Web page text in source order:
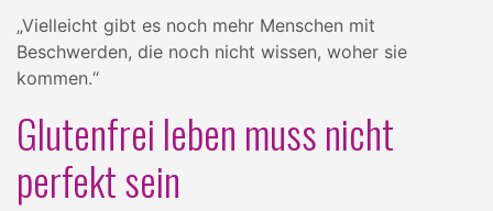
„Vielleicht gibt es noch mehr Menschen mit
Beschwerden, die noch nicht wissen, woher sie
kommen.“
Glutenfrei leben muss nicht
perfekt sein